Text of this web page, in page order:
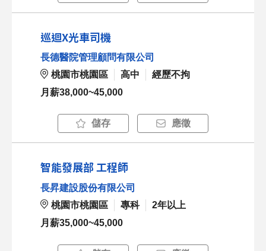
巡迴X光車司機
長德醫院管理顧問有限公司
桃園市桃園區
高中
經歷不拘
月薪38,000~45,000
儲存 應徵
智能發展部 工程師
長昇建設股份有限公司
桃園市桃園區
專科
2年以上
月薪35,000~45,000